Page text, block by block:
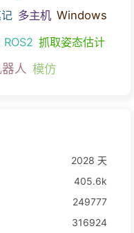
多主机 Windows
ROS2 抓取姿态估计
人 模仿
2028 天
405.6k
249777
316924